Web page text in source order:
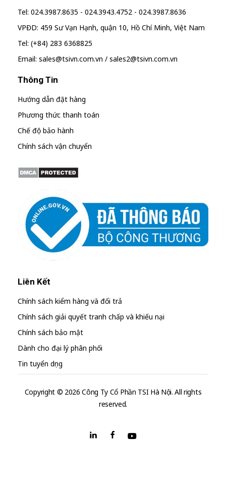
Tel: 024.3987.8635 - 024.3943.4752 - 024.3987.8636
VPĐD: 459 Sư Vạn Hạnh, quận 10, Hồ Chí Minh, Việt Nam
Tel: (+84) 283 6368825
Email: sales@tsivn.com.vn / sales2@tsivn.com.vn
Thông Tin
Hướng dẫn đặt hàng
Phương thức thanh toán
Chế độ bảo hành
Chính sách vận chuyển
Liên Kết
Chính sách kiểm hàng và đổi trả
Chính sách giải quyết tranh chấp và khiếu nại
Chính sách bảo mật
Dành cho đại lý phân phối
Tin tuyển dụng
Copyright © 2026 Công Ty Cổ Phần TSI Hà Nội. All rights
reserved.